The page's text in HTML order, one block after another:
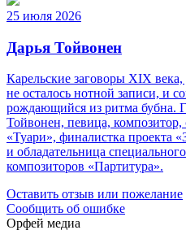
25 июля 2026
Дарья Тойвонен
Карельские заговоры XIX
не осталось нотной записи, и
рождающийся из ритма бубна.
Тойвонен, певица,
«Туари», финалистка проекта
и обладательница
композиторов «Партитура».
Оставить отзыв или пожелание
Сообщить об ошибке
Орфей медиа